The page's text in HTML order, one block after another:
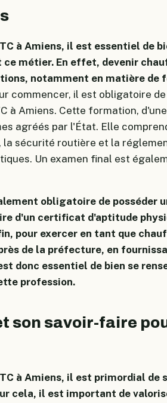
à Amiens, il est essentiel de
métier. En effet, devenir
notamment en matière de
commencer, il est obligatoire
à Amiens. Cette formation,
agréés par l'État. Elle
la sécurité routière et la
Un examen final est
obligatoire de posséder
d'un certificat d'aptitude
pour exercer en tant que
de la préfecture, en
donc essentiel de bien se
profession.
son savoir-faire
à Amiens, il est primordial de
cela, il est important de